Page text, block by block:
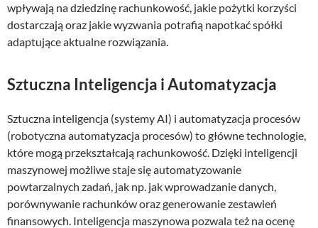
wpływają na dziedzinę rachunkowość, jakie pożytki korzyści
dostarczają oraz jakie wyzwania potrafią napotkać spółki
adaptujące aktualne rozwiązania.
Sztuczna Inteligencja i Automatyzacja
Sztuczna inteligencja (systemy AI) i automatyzacja procesów
(robotyczna automatyzacja procesów) to główne technologie,
które mogą przekształcają rachunkowość. Dzięki inteligencji
maszynowej możliwe staje się automatyzowanie
powtarzalnych zadań, jak np. jak wprowadzanie danych,
porównywanie rachunków oraz generowanie zestawień
finansowych. Inteligencja maszynowa pozwala też na ocenę